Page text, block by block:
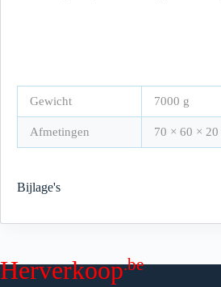
Gewicht 7000 g
Afmetingen 70 × 60 × 20
Bijlage's
Herverkoop.be